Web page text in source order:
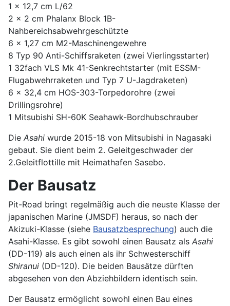
1 x 12,7 cm L/62
2 x 2 cm Phalanx Block 1B-
Nahbereichsabwehrgeschützte
6 x 1,27 cm M2-Maschinengewehre
8 Typ 90 Anti-Schiffsraketen (zwei Vierlingsstarter)
1 32fach VLS Mk 41-Senkrechtstarter (mit ESSM-
Flugabwehrraketen und Typ 7 U-Jagdraketen)
6 x 32,4 cm HOS-303-Torpedorohre (zwei
Drillingsrohre)
1 Mitsubishi SH-60K Seahawk-Bordhubschrauber
Die Asahi wurde 2015-18 von Mitsubishi in Nagasaki
gebaut. Sie dient beim 2. Geleitgeschwader der
2.Geleitflottille mit Heimathafen Sasebo.
Der Bausatz
Pit-Road bringt regelmäßig auch die neuste Klasse der
japanischen Marine (JMSDF) heraus, so nach der
Akizuki-Klasse (siehe Bausatzbesprechung) auch die
Asahi-Klasse. Es gibt sowohl einen Bausatz als Asahi
(DD-119) als auch einen als ihr Schwesterschiff
Shiranui (DD-120). Die beiden Bausätze dürften
abgesehen von den Abziehbildern identisch sein.
Der Bausatz ermöglicht sowohl einen Bau eines